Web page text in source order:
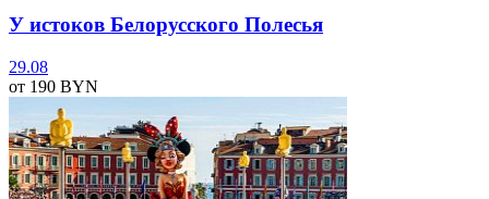
У истоков Белорусского Полесья
29.08
от 190 BYN